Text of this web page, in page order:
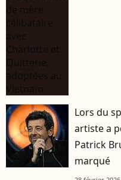
Lors du
artiste a
Patrick
marqué